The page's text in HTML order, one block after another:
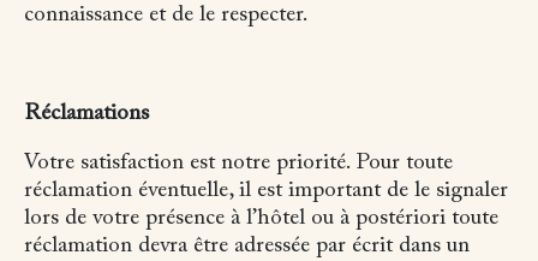
connaissance et de le respecter.
Réclamations
Votre satisfaction est notre priorité. Pour toute
réclamation éventuelle, il est important de le signaler
lors de votre présence à l’hôtel ou à postériori toute
réclamation devra être adressée par écrit dans un